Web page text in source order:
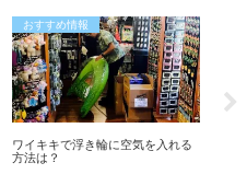
おすすめ情報
ワイキキで浮き輪に空気を入れる
方法は？